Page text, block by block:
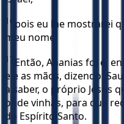
16 pois eu lhe mostrarei
meu nome.
17 Então, Ananias foi e,
ele as mãos, dizendo:
a saber, o próprio Jesus
onde vinhas, para que
do Espírito Santo.